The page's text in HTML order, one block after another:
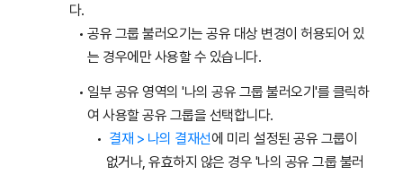
다.
공유 그룹 불러오기는 공유 대상 변경이 허용되어 있
는 경우에만 사용할 수 있습니다.
일부 공유 영역의 '나의 공유 그룹 불러오기'를 클릭하
여 사용할 공유 그룹을 선택합니다.
결재 > 나의 결재선에 미리 설정된 공유 그룹이
없거나, 유효하지 않은 경우 '나의 공유 그룹 불러